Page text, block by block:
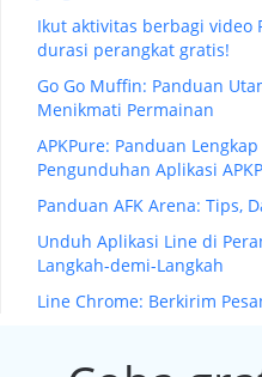
Ikut aktivitas berbagi video
durasi perangkat gratis!
Go Go Muffin: Panduan
Menikmati Permainan
APKPure: Panduan
Pengunduhan Aplikasi
Panduan AFK Arena: Tips,
Unduh Aplikasi Line di
Langkah-demi-Langkah
Line Chrome: Berkirim